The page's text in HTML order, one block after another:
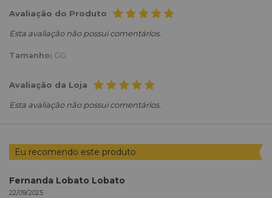
Avaliação do Produto
Esta avaliação não possui comentários.
Tamanho: GG
Avaliação da Loja
Esta avaliação não possui comentários.
Eu recomendo este produto
Fernanda Lobato Lobato
22/09/2025